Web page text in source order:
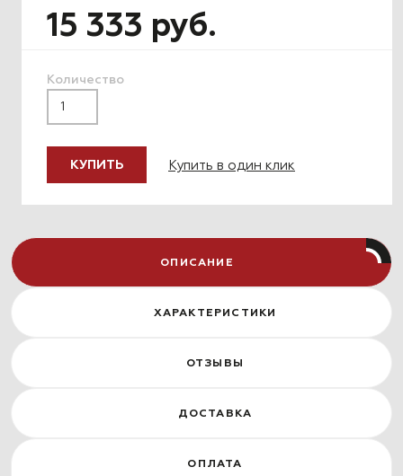
15 333 руб.
Количество
КУПИТЬ Купить в один клик
ОПИСАНИЕ
ХАРАКТЕРИСТИКИ
ОТЗЫВЫ
ДОСТАВКА
ОПЛАТА